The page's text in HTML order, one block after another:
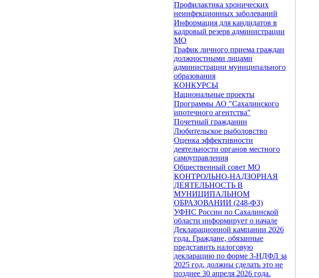
Профилактика хронических
неинфекционных заболеваний
Информация для кандидатов в
кадровый резерв администрации
МО
График личного приема граждан
должностными лицами
администрации муниципального
образования
КОНКУРСЫ
Национальные проекты
Программы АО "Сахалинского
ипотечного агентства"
Почетный гражданин
Любительское рыболовство
Оценка эффективности
деятельности органов местного
самоуправления
Общественный совет МО
КОНТРОЛЬНО-НАДЗОРНАЯ
ДЕЯТЕЛЬНОСТЬ В
МУНИЦИПАЛЬНОМ
ОБРАЗОВАНИИ (248-ФЗ)
УФНС России по Сахалинской
области информирует о начале
Декларационной кампании 2026
года. Граждане, обязанные
представить налоговую
декларацию по форме 3-НДФЛ за
2025 год, должны сделать это не
позднее 30 апреля 2026 года.